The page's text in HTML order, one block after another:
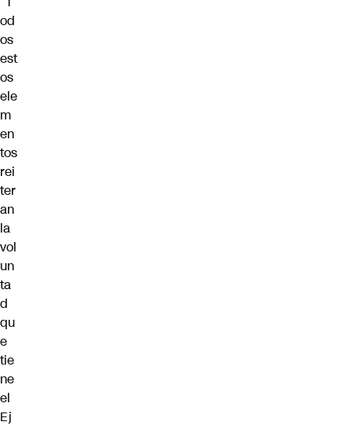
od
os
est
os
ele
m
en
tos
rei
ter
an
la
vol
un
ta
d
qu
e
tie
ne
el
Ej